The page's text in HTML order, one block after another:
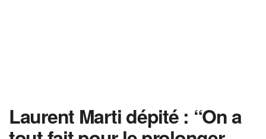
Laurent Marti dépité : “On a